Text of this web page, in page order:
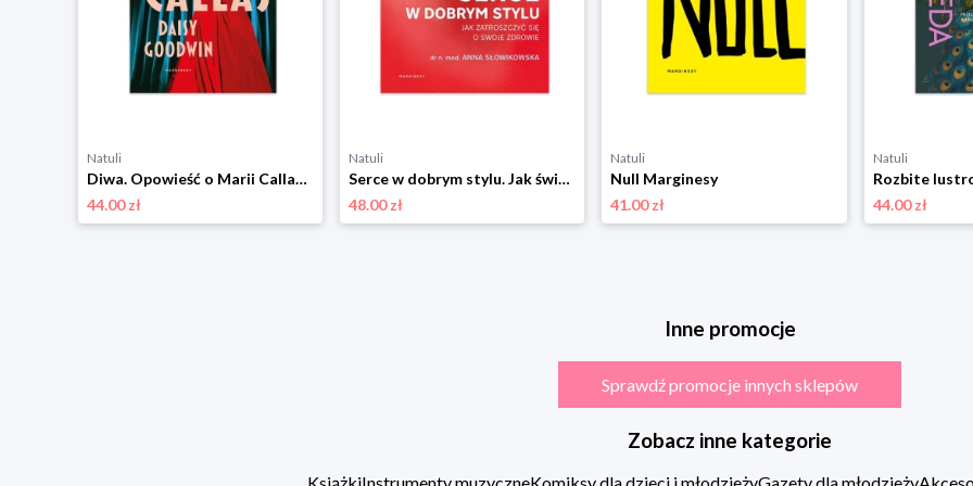
Natuli
Diwa. Opowieść o Marii Callas Marginesy
44.00 zł
Natuli
Serce w dobrym stylu. Jak świadomie zarządzać własnym zdrowiem Marginesy
48.00 zł
Natuli
Null Marginesy
41.00 zł
Natuli
Rozbite
44.00 zł
Inne promocje
Sprawdź promocje innych sklepów
Zobacz inne kategorie